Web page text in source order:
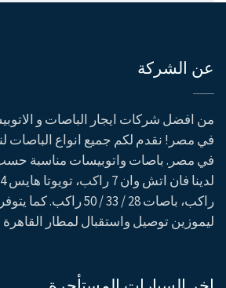
عن الشركة
من افضل شركات ايجار الباصات و
في مصر! نقدم لكم جميع انواع الباصات
في مصر. باصات واتوبيسات مناسبة حسب
راكب، باصات 28 / 33 / 50
ليموزين توصيل واستقبال لمطار القاهرة